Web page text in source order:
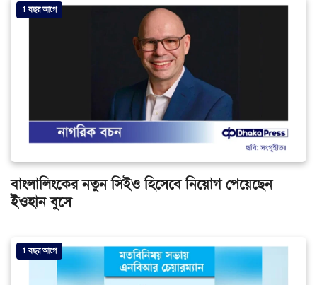
1 বছর আগে
বাংলালিংকের নতুন সিইও হিসেবে নিয়োগ পেয়েছেন
ইওহান বুসে
1 বছর আগে